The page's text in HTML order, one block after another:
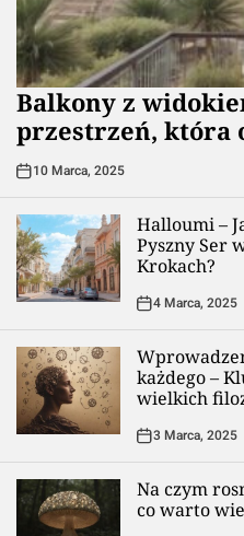
Balkony z
przestrzeń, która
10 Marca, 2025
Halloumi –
Pyszny Ser
Krokach?
4 Marca, 2025
każdego –
wielkich
3 Marca, 2025
Na czym
co warto